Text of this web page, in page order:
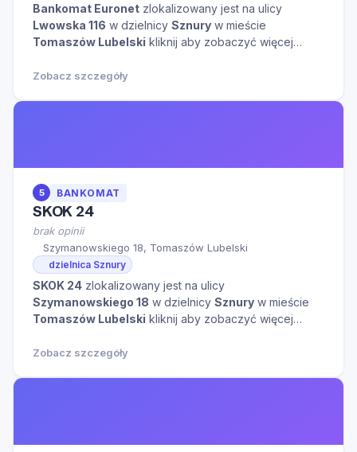
Bankomat Euronet zlokalizowany jest na ulicy
Lwowska 116 w dzielnicy Sznury w mieście
Tomaszów Lubelski kliknij aby zobaczyć więcej
Zobacz szczegóły
5 BANKOMAT
SKOK 24
brak opinii
Szymanowskiego 18, Tomaszów Lubelski
dzielnica Sznury
SKOK 24 zlokalizowany jest na ulicy
Szymanowskiego 18 w dzielnicy Sznury w mieście
Tomaszów Lubelski kliknij aby zobaczyć więcej
Zobacz szczegóły